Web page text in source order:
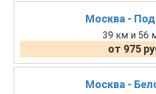
Москва -
39 км и 56
от 975
Москва -